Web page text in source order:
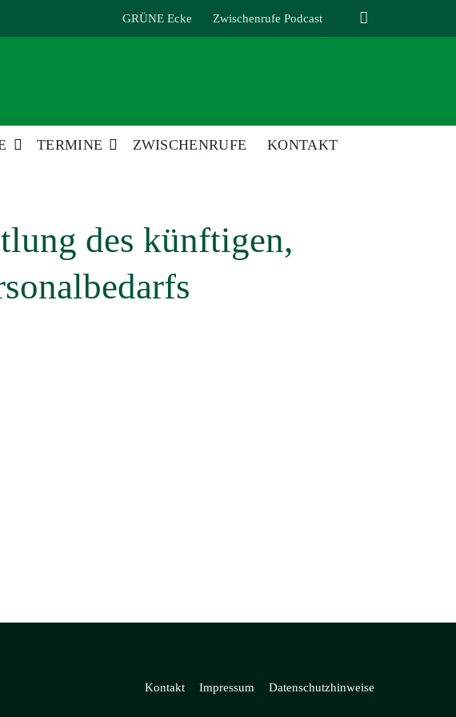
GRÜNE Ecke Zwischenrufe Podcast
TERMINE ZWISCHENRUFE KONTAKT
des künftigen,
Kontakt Impressum Datenschutzhinweise